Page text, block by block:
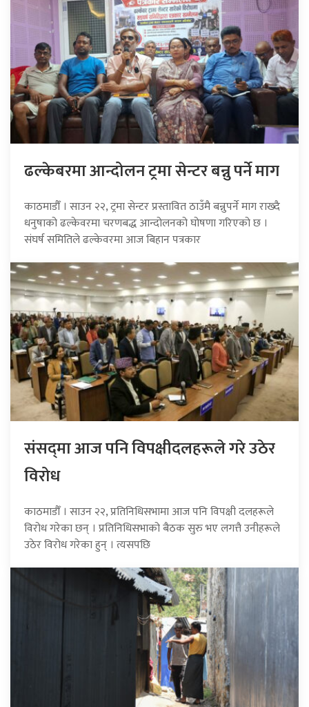
ढल्केबरमा आन्दोलन ट्रमा सेन्टर बन्नु पर्ने माग
काठमाडौँ । साउन २२, ट्रमा सेन्टर प्रस्तावित ठाउँमै बन्नुपर्ने माग राख्दै
धनुषाको ढल्केवरमा चरणबद्ध आन्दोलनको घोषणा गरिएको छ ।
संघर्ष समितिले ढल्केवरमा आज बिहान पत्रकार
संसद्‍मा आज पनि विपक्षीदलहरूले गरे उठेर
विरोध
काठमाडौँ । साउन २२, प्रतिनिधिसभामा आज पनि विपक्षी दलहरूले
विरोध गरेका छन् । प्रतिनिधिसभाको बैठक सुरु भए लगत्तै उनीहरूले
उठेर विरोध गरेका हुन् । त्यसपछि